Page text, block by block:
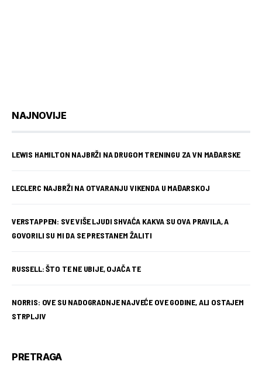
NAJNOVIJE
LEWIS HAMILTON NAJBRŽI NA DRUGOM TRENINGU ZA VN MAĐARSKE
LECLERC NAJBRŽI NA OTVARANJU VIKENDA U MAĐARSKOJ
VERSTAPPEN: SVE VIŠE LJUDI SHVAĆA KAKVA SU OVA PRAVILA, A
GOVORILI SU MI DA SE PRESTANEM ŽALITI
RUSSELL: ŠTO TE NE UBIJE, OJAČA TE
NORRIS: OVE SU NADOGRADNJE NAJVEĆE OVE GODINE, ALI OSTAJEM
STRPLJIV
PRETRAGA